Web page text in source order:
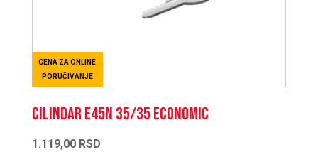
CENA ZA ONLINE
PORUČIVANJE
CILINDAR E45N 35/35 ECONOMIC
1.119,00 RSD